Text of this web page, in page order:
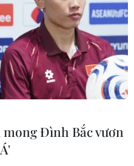
Đình Bắc vươn